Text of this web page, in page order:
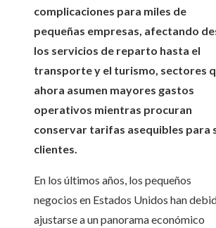
complicaciones para miles de
pequeñas empresas, afectando
los servicios de reparto hasta el
transporte y el turismo, sectores
ahora asumen mayores gastos
operativos mientras procuran
conservar tarifas asequibles para
clientes.
En los últimos años, los pequeños
negocios en Estados Unidos han
ajustarse a un panorama económico